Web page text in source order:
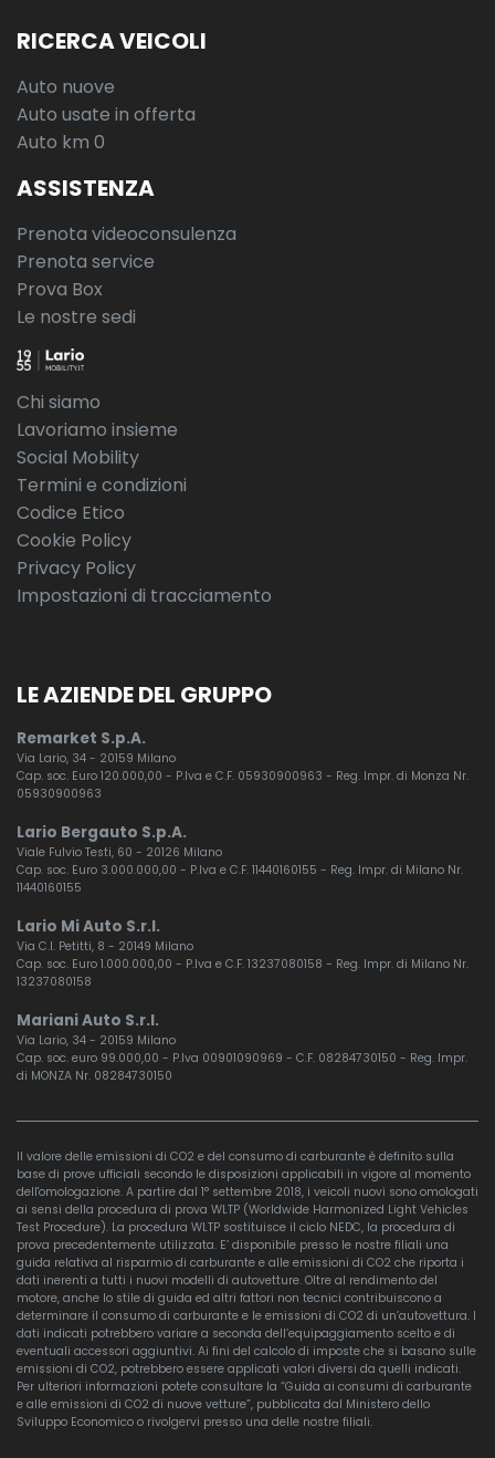
RICERCA VEICOLI
Auto nuove
Auto usate in offerta
Auto km 0
ASSISTENZA
Prenota videoconsulenza
Prenota service
Prova Box
Le nostre sedi
Chi siamo
Lavoriamo insieme
Social Mobility
Termini e condizioni
Codice Etico
Cookie Policy
Privacy Policy
Impostazioni di tracciamento
LE AZIENDE DEL GRUPPO
Remarket S.p.A.
Via Lario, 34 - 20159 Milano
Cap. soc. Euro 120.000,00 - P.Iva e C.F. 05930900963 - Reg. Impr. di Monza Nr.
05930900963
Lario Bergauto S.p.A.
Viale Fulvio Testi, 60 - 20126 Milano
Cap. soc. Euro 3.000.000,00 - P.Iva e C.F. 11440160155 - Reg. Impr. di Milano Nr.
11440160155
Lario Mi Auto S.r.l.
Via C.I. Petitti, 8 - 20149 Milano
Cap. soc. Euro 1.000.000,00 - P.Iva e C.F. 13237080158 - Reg. Impr. di Milano Nr.
13237080158
Mariani Auto S.r.l.
Via Lario, 34 - 20159 Milano
Cap. soc. euro 99.000,00 - P.Iva 00901090969 - C.F. 08284730150 - Reg. Impr.
di MONZA Nr. 08284730150
Il valore delle emissioni di CO2 e del consumo di carburante è definito sulla
base di prove ufficiali secondo le disposizioni applicabili in vigore al momento
dell'omologazione. A partire dal 1° settembre 2018, i veicoli nuovi sono omologati
ai sensi della procedura di prova WLTP (Worldwide Harmonized Light Vehicles
Test Procedure). La procedura WLTP sostituisce il ciclo NEDC, la procedura di
prova precedentemente utilizzata. E’ disponibile presso le nostre filiali una
guida relativa al risparmio di carburante e alle emissioni di CO2 che riporta i
dati inerenti a tutti i nuovi modelli di autovetture. Oltre al rendimento del
motore, anche lo stile di guida ed altri fattori non tecnici contribuiscono a
determinare il consumo di carburante e le emissioni di CO2 di un’autovettura. I
dati indicati potrebbero variare a seconda dell’equipaggiamento scelto e di
eventuali accessori aggiuntivi. Ai fini del calcolo di imposte che si basano sulle
emissioni di CO2, potrebbero essere applicati valori diversi da quelli indicati.
Per ulteriori informazioni potete consultare la “Guida ai consumi di carburante
e alle emissioni di CO2 di nuove vetture”, pubblicata dal Ministero dello
Sviluppo Economico o rivolgervi presso una delle nostre filiali.